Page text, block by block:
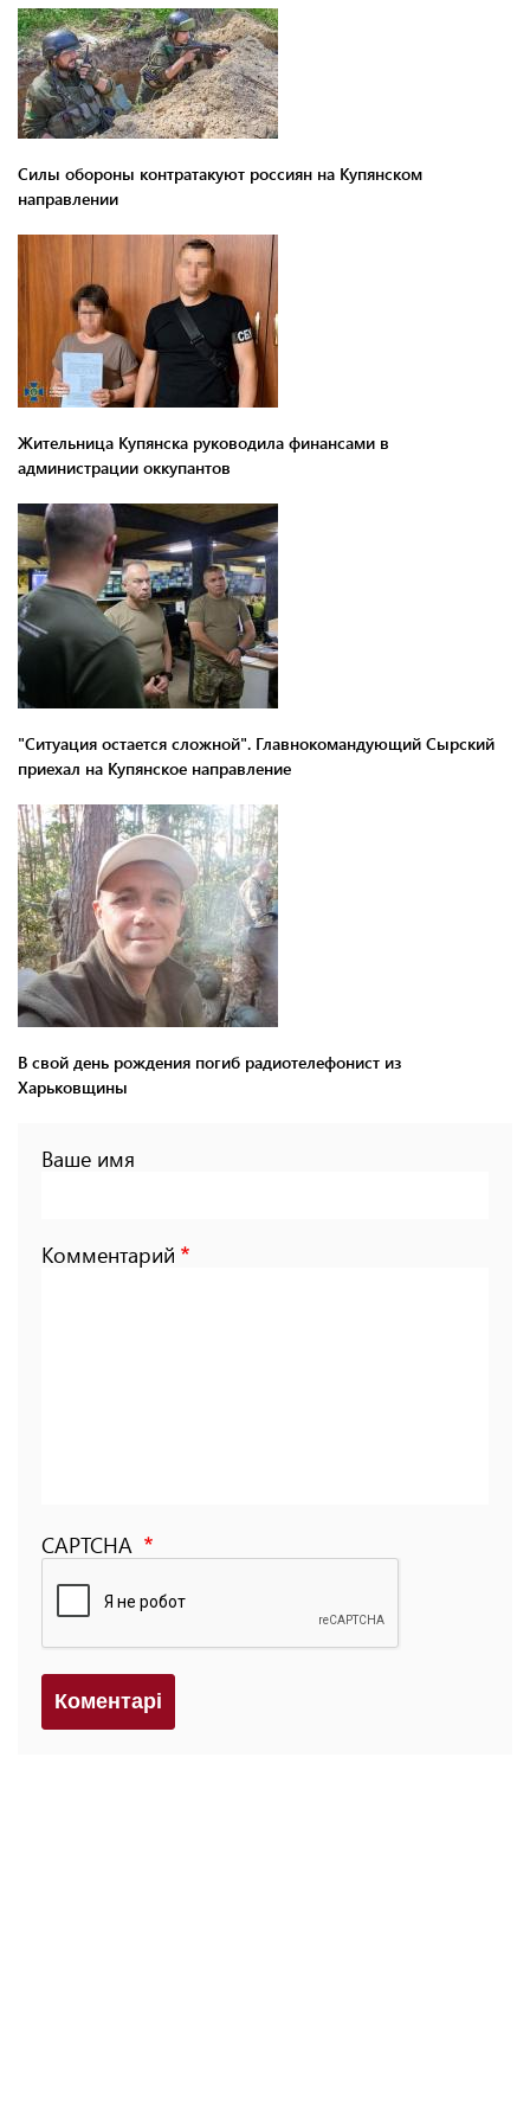
Силы обороны контратакуют россиян на Купянском
направлении
Жительница Купянска руководила финансами в
администрации оккупантов
"Ситуация остается сложной". Главнокомандующий Сырский
приехал на Купянское направление
В свой день рождения погиб радиотелефонист из
Харьковщины
Ваше имя
Комментарий
CAPTCHA
Коментарi